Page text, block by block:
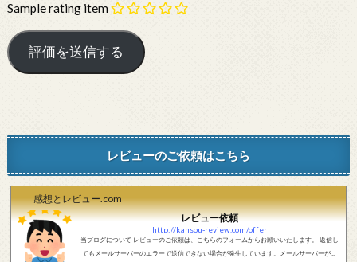
Sample rating item
レビューのご依頼はこちら
感想とレビュー.com
レビュー依頼
http://kansou-review.com/offer
当ブログについて レビューのご依頼は、こちらのフォームからお願いいたします。 返信し
てもメールサーバーのエラーで送信できない場合が発生しています。メールサーバーが正